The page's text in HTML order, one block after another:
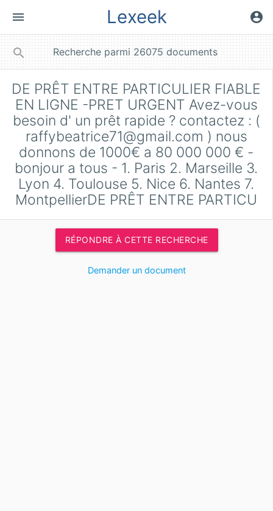
menu Lexeek account_circle
search
DE PRÊT ENTRE PARTICULIER FIABLE
EN LIGNE -PRET URGENT Avez-vous
besoin d' un prêt rapide ? contactez : (
raffybeatrice71@gmail.com ) nous
donnons de 1000€ a 80 000 000 € -
bonjour a tous - 1. Paris 2. Marseille 3.
Lyon 4. Toulouse 5. Nice 6. Nantes 7.
MontpellierDE PRÊT ENTRE PARTICU
RÉPONDRE À CETTE RECHERCHE
Demander un document